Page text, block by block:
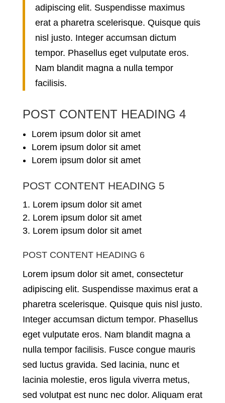
adipiscing elit. Suspendisse maximus
erat a pharetra scelerisque. Quisque quis
nisl justo. Integer accumsan dictum
tempor. Phasellus eget vulputate eros.
Nam blandit magna a nulla tempor
facilisis.
POST CONTENT HEADING 4
Lorem ipsum dolor sit amet
Lorem ipsum dolor sit amet
Lorem ipsum dolor sit amet
POST CONTENT HEADING 5
Lorem ipsum dolor sit amet
Lorem ipsum dolor sit amet
Lorem ipsum dolor sit amet
POST CONTENT HEADING 6
Lorem ipsum dolor sit amet, consectetur
adipiscing elit. Suspendisse maximus erat a
pharetra scelerisque. Quisque quis nisl justo.
Integer accumsan dictum tempor. Phasellus
eget vulputate eros. Nam blandit magna a
nulla tempor facilisis. Fusce congue mauris
sed luctus gravida. Sed lacinia, nunc et
lacinia molestie, eros ligula viverra metus,
sed volutpat est nunc nec dolor. Aliquam erat